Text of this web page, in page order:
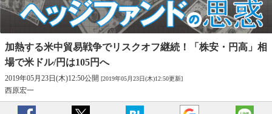
加熱する米中貿易戦争でリスクオフ継続！
「株安・円高」相
場で米ドル/円は105円へ
2019年05月23日(木)12:50公開 [2019年05月23日(木)12:50更新]
西原宏一